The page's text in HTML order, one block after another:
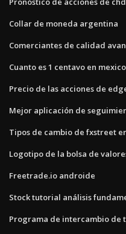
Collar de moneda argentina
Comerciantes de calidad
Cuanto es 1 centavo en mexico
Precio de las acciones de
Mejor aplicación de
Tipos de cambio de fxstreet
Logotipo de la bolsa de
Freetrade.io androide
Stock tutorial análisis
Programa de intercambio de